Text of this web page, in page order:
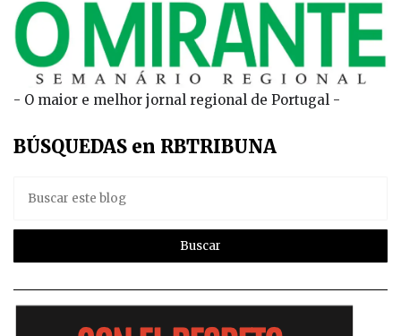
- O maior e melhor jornal regional de Portugal -
BÚSQUEDAS en RBTRIBUNA